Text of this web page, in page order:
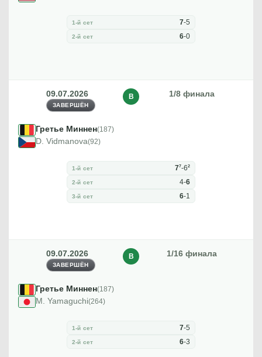
1-й сет 7-5
2-й сет 6-0
09.07.2026
ЗАВЕРШЁН
1/8 финала
В
Гретье Миннен(187)
D. Vidmanova(92)
1-й сет 77-62
2-й сет 4-6
3-й сет 6-1
09.07.2026
ЗАВЕРШЁН
1/16 финала
В
Гретье Миннен(187)
M. Yamaguchi(264)
1-й сет 7-5
2-й сет 6-3